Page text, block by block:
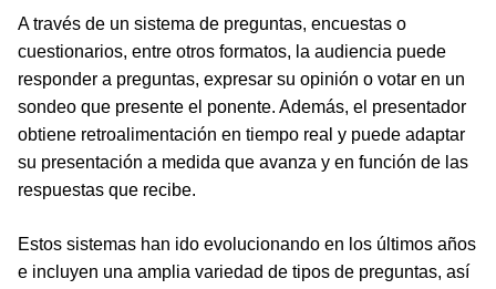
A través de un sistema de preguntas, encuestas o
cuestionarios, entre otros formatos, la audiencia puede
responder a preguntas, expresar su opinión o votar en un
sondeo que presente el ponente. Además, el presentador
obtiene retroalimentación en tiempo real y puede adaptar
su presentación a medida que avanza y en función de las
respuestas que recibe.
Estos sistemas han ido evolucionando en los últimos años
e incluyen una amplia variedad de tipos de preguntas, así